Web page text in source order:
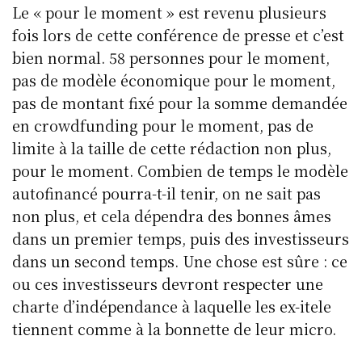
Le « pour le moment » est revenu plusieurs
fois lors de cette conférence de presse et c’est
bien normal. 58 personnes pour le moment,
pas de modèle économique pour le moment,
pas de montant fixé pour la somme demandée
en crowdfunding pour le moment, pas de
limite à la taille de cette rédaction non plus,
pour le moment. Combien de temps le modèle
autofinancé pourra-t-il tenir, on ne sait pas
non plus, et cela dépendra des bonnes âmes
dans un premier temps, puis des investisseurs
dans un second temps. Une chose est sûre : ce
ou ces investisseurs devront respecter une
charte d’indépendance à laquelle les ex-itele
tiennent comme à la bonnette de leur micro.